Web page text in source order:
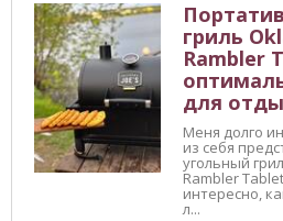
гриль
Rambler
для
Меня долго
из себя
угольный
Rambler
интересно,
л...